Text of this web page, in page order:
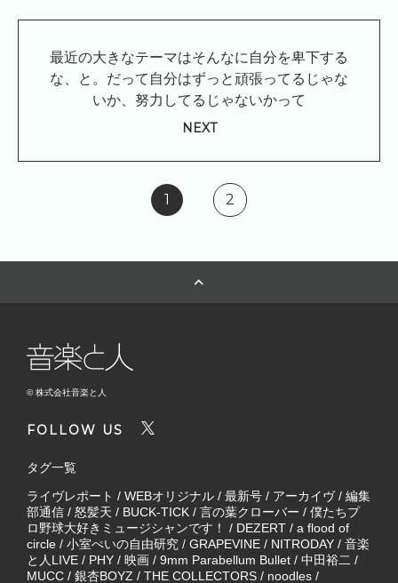
最近の大きなテーマはそんなに自分を卑下する
な、と。だって自分はずっと頑張ってるじゃな
いか、努力してるじゃないかって
NEXT
1 2
© 株式会社音楽と人
FOLLOW US
タグ一覧
ライヴレポート / WEBオリジナル / 最新号 / アーカイヴ/ 編集
部通信 / 怒髪天 / BUCK-TICK / 言の葉クローバー / 僕たちプ
ロ野球大好きミュージシャンです！
/ DEZERT / a flood of
circle / 小室ぺいの自由研究 / GRAPEVINE / NITRODAY / 音楽
と人LIVE / PHY / 映画 / 9mm Parabellum Bullet / 中田裕二 /
MUCC / 銀杏BOYZ / THE COLLECTORS / noodles /